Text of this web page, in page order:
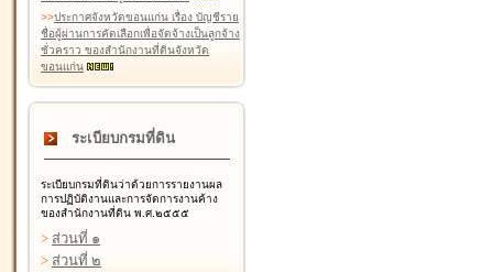
>>ประกาศจังหวัดขอนแก่น เรื่อง บัญชีราย
ชื่อผู้ผ่านการคัดเลือกเพื่อจัดจ้างเป็นลูกจ้าง
ชั่วคราว ของสำนักงานที่ดินจังหวัด
ขอนแก่น
ระเบียบกรมที่ดิน
ระเบียบกรมที่ดินว่าด้วยการรายงานผล
การปฏิบัติงานและการจัดการงานค้าง
ของสำนักงานที่ดิน พ.ศ.๒๕๕๕
> ส่วนที่ ๑
> ส่วนที่ ๒